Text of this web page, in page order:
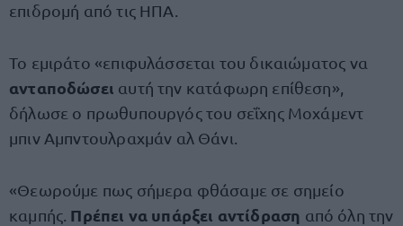
επιδρομή από τις ΗΠΑ.
Το εμιράτο «επιφυλάσσεται του δικαιώματος να
ανταποδώσει αυτή την κατάφωρη επίθεση»,
δήλωσε ο πρωθυπουργός του σεΐχης Μοχάμεντ
μπιν Αμπντουλραχμάν αλ Θάνι.
«Θεωρούμε πως σήμερα φθάσαμε σε σημείο
καμπής. Πρέπει να υπάρξει αντίδραση από όλη την